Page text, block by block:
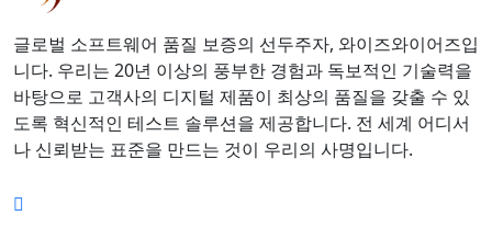
글로벌 소프트웨어 품질 보증의 선두주자, 와이즈와이어즈입
니다. 우리는 20년 이상의 풍부한 경험과 독보적인 기술력을
바탕으로 고객사의 디지털 제품이 최상의 품질을 갖출 수 있
도록 혁신적인 테스트 솔루션을 제공합니다. 전 세계 어디서
나 신뢰받는 표준을 만드는 것이 우리의 사명입니다.